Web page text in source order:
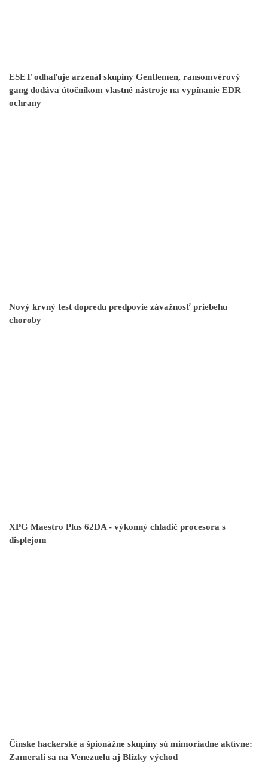
ESET odhaľuje arzenál skupiny Gentlemen, ransomvérový
gang dodáva útočníkom vlastné nástroje na vypínanie EDR
ochrany
Nový krvný test dopredu predpovie závažnosť priebehu
choroby
XPG Maestro Plus 62DA - výkonný chladič procesora s
displejom
Čínske hackerské a špionážne skupiny sú mimoriadne aktívne:
Zamerali sa na Venezuelu aj Blízky východ